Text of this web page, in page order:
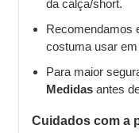
da calça/short.
Recomendamos
costuma usar
Para maior
Medidas antes
Cuidados com a